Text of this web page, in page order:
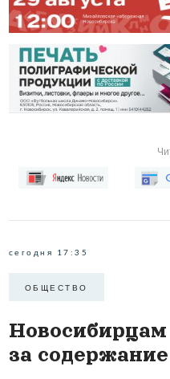
сегодня 17:35
ОБЩЕСТВО
за